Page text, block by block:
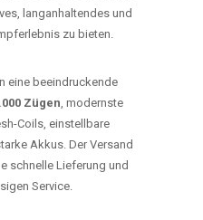
langanhaltendes und
zu bieten.
eine beeindruckende
Zügen, modernste
Coils, einstellbare
Akkus. Der Versand
schnelle Lieferung und
Service.